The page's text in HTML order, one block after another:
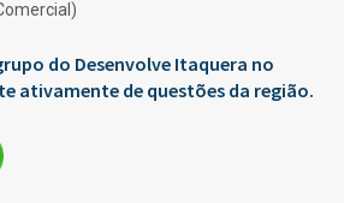
do Desenvolve Itaquera no
ativamente de questões da região.